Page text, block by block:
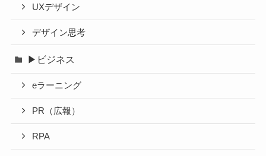
UXデザイン
デザイン思考
▶ビジネス
eラーニング
PR（広報）
RPA